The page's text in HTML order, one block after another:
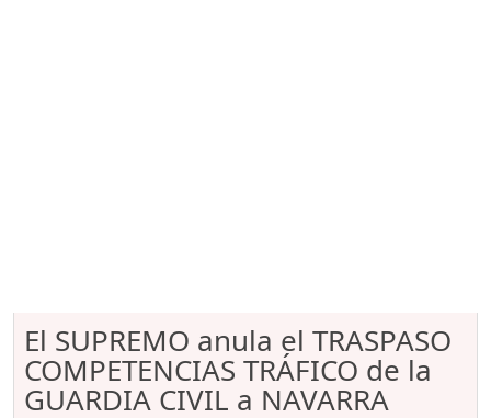
El SUPREMO anula el TRASPASO
COMPETENCIAS TRÁFICO de la
GUARDIA CIVIL a NAVARRA